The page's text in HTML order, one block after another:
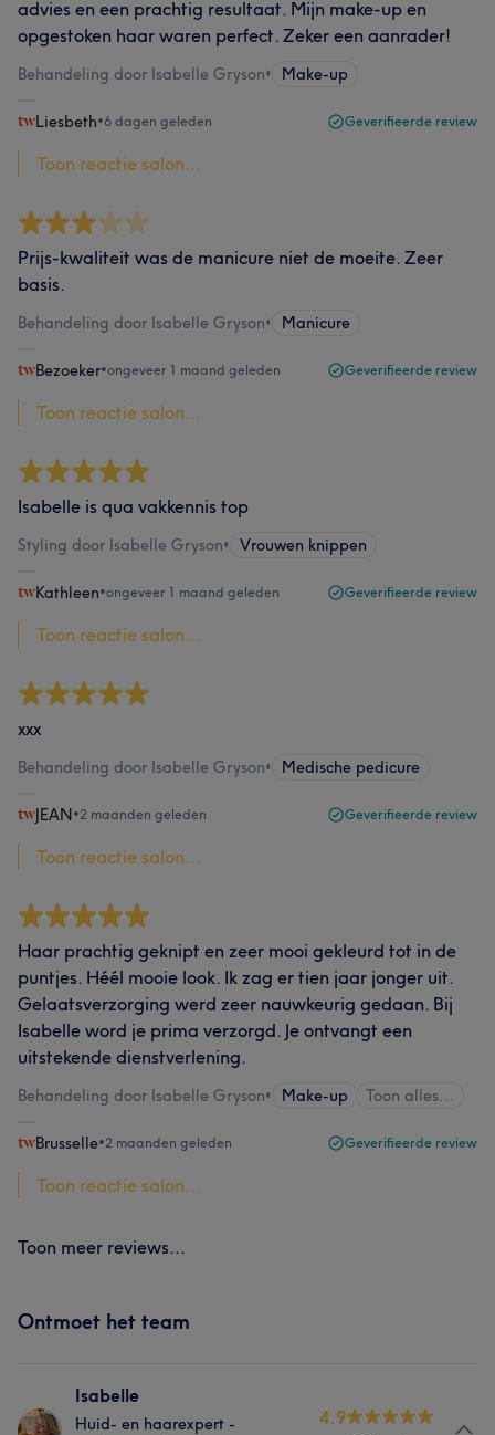
advies en een prachtig resultaat. Mijn make-up en
opgestoken haar waren perfect. Zeker een aanrader!
Behandeling door Isabelle Gryson• Make-up
Liesbeth•6 dagen geleden Geverifieerde review
Toon reactie salon...
Prijs-kwaliteit was de manicure niet de moeite. Zeer
basis.
Behandeling door Isabelle Gryson• Manicure
Bezoeker•ongeveer 1 maand geleden Geverifieerde review
Toon reactie salon...
Isabelle is qua vakkennis top
Styling door Isabelle Gryson• Vrouwen knippen
Kathleen•ongeveer 1 maand geleden Geverifieerde review
Toon reactie salon...
xxx
Behandeling door Isabelle Gryson• Medische pedicure
JEAN•2 maanden geleden Geverifieerde review
Toon reactie salon...
Haar prachtig geknipt en zeer mooi gekleurd tot in de
puntjes. Héél mooie look. Ik zag er tien jaar jonger uit.
Gelaatsverzorging werd zeer nauwkeurig gedaan. Bij
Isabelle word je prima verzorgd. Je ontvangt een
uitstekende dienstverlening.
Behandeling door Isabelle Gryson• Make-up Toon alles…
Brusselle•2 maanden geleden Geverifieerde review
Toon reactie salon...
Toon meer reviews...
Ontmoet het team
Isabelle
Huid- en haarexpert -
4.9